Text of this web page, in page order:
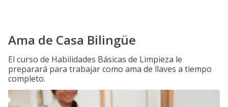
Ama de Casa Bilingüe
El curso de Habilidades Básicas de Limpieza le
preparará para trabajar como ama de llaves a tiempo
completo.